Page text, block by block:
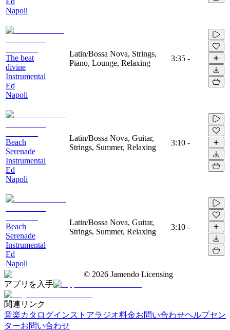
Napoli
The beat
divine
Instrumental
Ed
Napoli
Latin/Bossa Nova, Strings,
Piano, Lounge, Relaxing
3:35 -
Beach
Serenade
Instrumental
Ed
Napoli
Latin/Bossa Nova, Guitar,
Strings, Summer, Relaxing
3:10 -
Beach
Serenade
Instrumental
Ed
Napoli
Latin/Bossa Nova, Guitar,
Strings, Summer, Relaxing
3:10 -
© 2026 Jamendo Licensing
アプリを入手
関連リンク
音楽カタログインストアラジオ料金お問い合わせヘルプセン
ターお問い合わせ